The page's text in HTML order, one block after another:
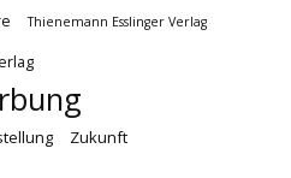
Thienemann Esslinger Verlag
Zukunft